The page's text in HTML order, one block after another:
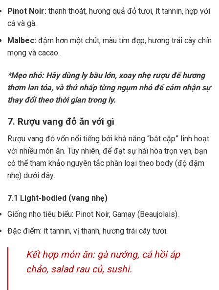
Pinot Noir: thanh thoát, hương quả đỏ tươi, ít tannin, hợp với
cá và gà.
Malbec: đậm hơn một chút, màu tím đẹp, hương trái cây chín
mọng và cacao.
*Mẹo nhỏ: Hãy dùng ly bầu lớn, xoay nhẹ rượu để hương
thơm lan tỏa, và thử nhấp từng ngụm nhỏ để cảm nhận sự
thay đổi theo thời gian trong ly.
7. Rượu vang đỏ ăn với gì
Rượu vang đỏ vốn nổi tiếng bởi khả năng “bắt cặp” linh hoạt
với nhiều món ăn. Tuy nhiên, để đạt sự hài hòa trọn vẹn, bạn
có thể tham khảo nguyên tắc phân loại theo body (độ đậm
nhẹ) dưới đây:
7.1 Light-bodied (vang nhẹ)
Giống nho tiêu biểu: Pinot Noir, Gamay (Beaujolais).
Đặc điểm: ít tannin, vị thanh, hương trái cây tươi.
Kết hợp món ăn: gà nướng, cá hồi áp
chảo, salad rau củ, sushi.